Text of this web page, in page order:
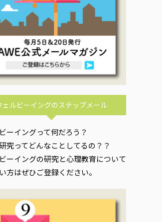
ェルビーイングのステップメール
ーイングって何だろう？
究ってどんなことしてるの？？
ーイングの研究と心理教育について
方はぜひご登録ください。